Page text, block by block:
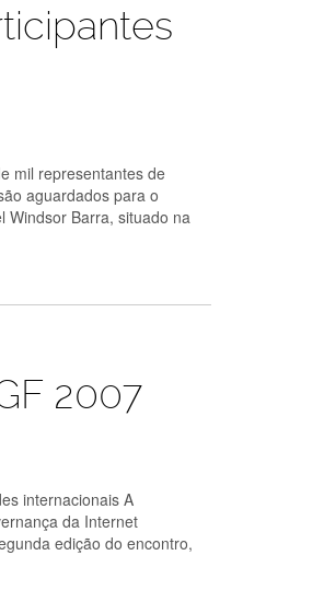
mil representantes de
aguardados para o
Windsor Barra, situado na
2007
internacionais A
da Internet
edição do encontro,